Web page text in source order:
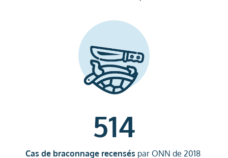
Cas de braconnage recensés
514